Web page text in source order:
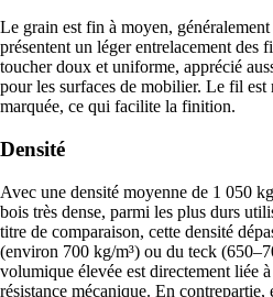
Le grain est fin à moyen,
présentent un léger entrelacement des
toucher doux et uniforme, apprécié
pour les surfaces de mobilier. Le fil est
marquée, ce qui facilite la finition.
Densité
Avec une densité moyenne de 1 050
bois très dense, parmi les plus durs
titre de comparaison, cette densité
(environ 700 kg/m³) ou du teck
volumique élevée est directement liée
résistance mécanique. En